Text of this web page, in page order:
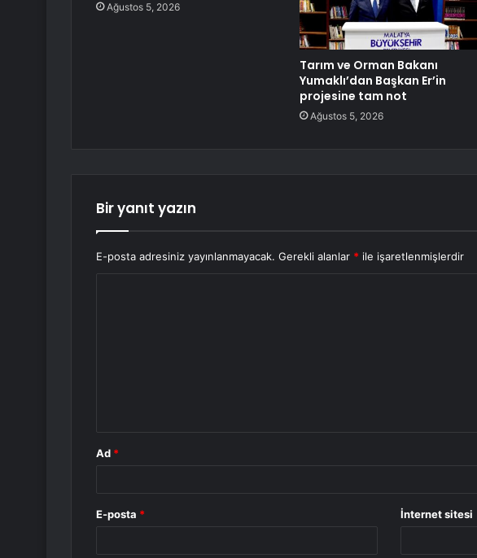
Ağustos 5, 2026
Tarım ve Orman Bakanı
Yumaklı’dan Başkan Er’in
projesine tam not
Ağustos 5, 2026
Bir yanıt yazın
E-posta adresiniz yayınlanmayacak. Gerekli alanlar * ile işaretlenmişlerdir
Ad *
E-posta * İnternet sitesi